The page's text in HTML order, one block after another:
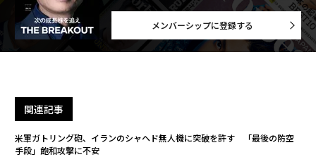
メンバーシップに登録する
関連記事
米軍ガトリング砲、イランのシャヘド無人機に突破を許す 「最後の防空
手段」飽和攻撃に不安